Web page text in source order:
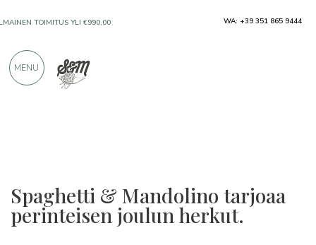
Spaghetti & Mandolino tarjoaa
perinteisen joulun herkut.
TOIMITUS YLI €990,00
ERINOMAISILTA VALMISTAJILTA
WA: +39 351 865 9444
MENU